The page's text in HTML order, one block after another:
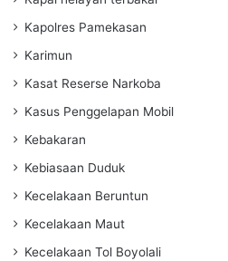
Kapolres Pamekasan
Karimun
Kasat Reserse Narkoba
Kasus Penggelapan Mobil
Kebakaran
Kebiasaan Duduk
Kecelakaan Beruntun
Kecelakaan Maut
Kecelakaan Tol Boyolali